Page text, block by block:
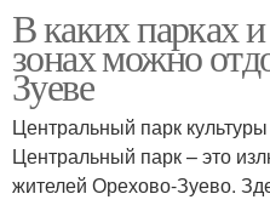
В каких парках
зонах можно
Зуеве
Центральный парк
Центральный парк – это
жителей Орехово-Зуево.